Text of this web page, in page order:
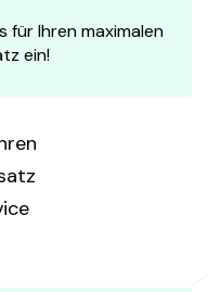
für Ihren maximalen
ein!